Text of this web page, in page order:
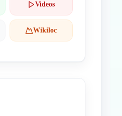
Videos
Wikiloc